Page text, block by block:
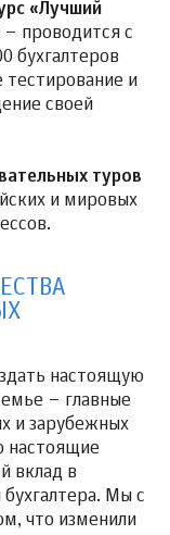
«Лучший
– проводится с
бухгалтеров
тестирование и
своей
туров
и мировых
настоящую
– главные
и зарубежных
настоящие
вклад в
Мы с
что изменили